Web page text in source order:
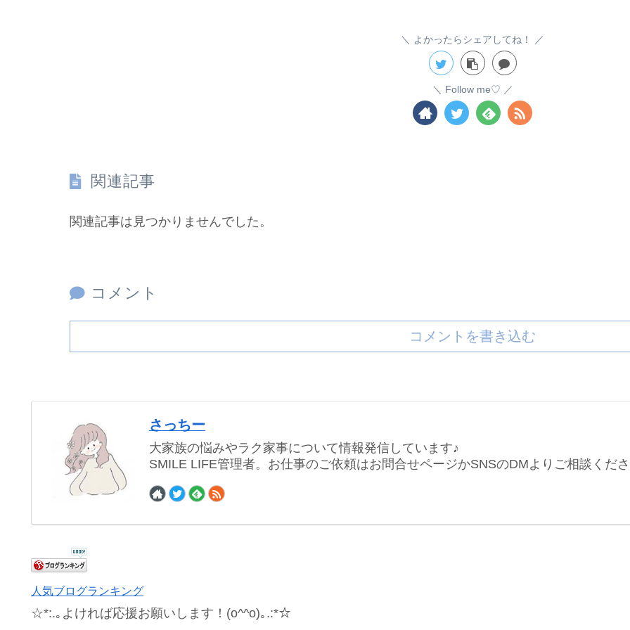
よかったらシェアしてね！
Follow me♡
関連記事
関連記事は見つかりませんでした。
コメント
コメントを書き込む
さっちー
大家族の悩みやラク家事について情報発信しています♪
SMILE LIFE管理者。お仕事のご依頼はお問合せページかSNSのDMよりご相談くだ
人気ブログランキング
☆*:.｡よければ応援お願いします！(o^^o)｡.:*☆